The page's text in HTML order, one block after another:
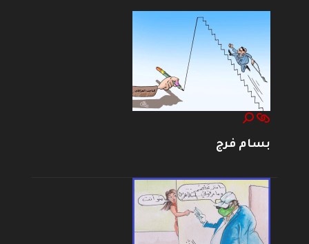
بسام فرج